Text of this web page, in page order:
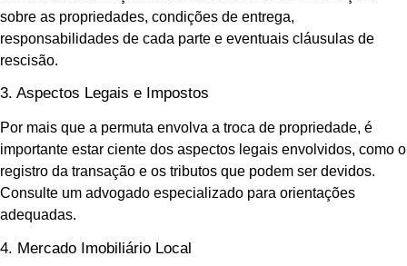
sobre as propriedades, condições de entrega,
responsabilidades de cada parte e eventuais cláusulas de
rescisão.
3. Aspectos Legais e Impostos
Por mais que a permuta envolva a troca de propriedade, é
importante estar ciente dos aspectos legais envolvidos, como o
registro da transação e os tributos que podem ser devidos.
Consulte um advogado especializado para orientações
adequadas.
4. Mercado Imobiliário Local